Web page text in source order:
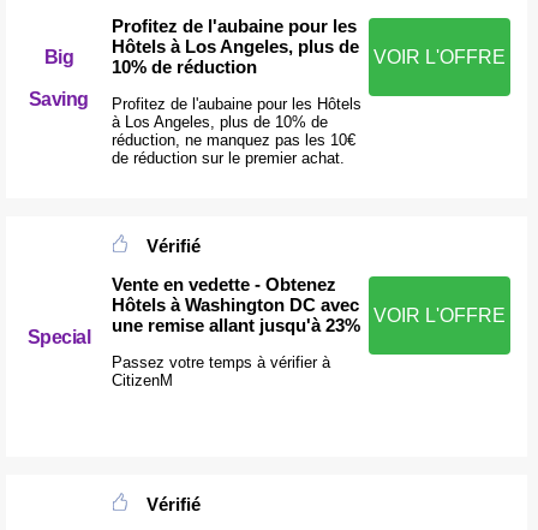
Big
Saving
Profitez de l'aubaine pour les
Hôtels à Los Angeles, plus de
10% de réduction
Profitez de l'aubaine pour les Hôtels
à Los Angeles, plus de 10% de
réduction, ne manquez pas les 10€
de réduction sur le premier achat.
VOIR L'OFFRE
Special
Vérifié
Vente en vedette - Obtenez
Hôtels à Washington DC avec
une remise allant jusqu'à 23%
Passez votre temps à vérifier à
CitizenM
VOIR L'OFFRE
Vérifié